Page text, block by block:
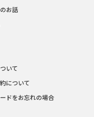
お話
いて
について
ドをお忘れの場合